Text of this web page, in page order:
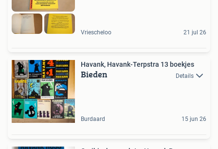
Vriescheloo 21 jul 26
Havank, Havank-Terpstra 13 boekjes
Bieden Details
Burdaard 15 jun 26